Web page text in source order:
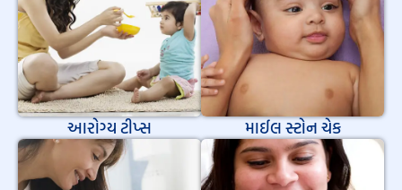
આરોગ્ય ટીપ્સ માઈલ સ્ટોન ચેક